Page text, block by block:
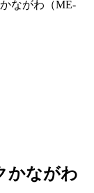
ながわ（ME-
かながわ